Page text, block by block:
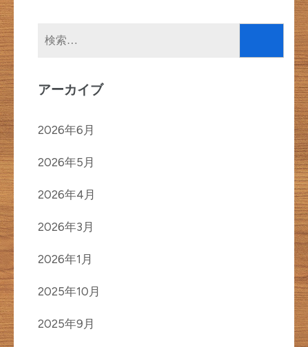
アーカイブ
2026年6月
2026年5月
2026年4月
2026年3月
2026年1月
2025年10月
2025年9月